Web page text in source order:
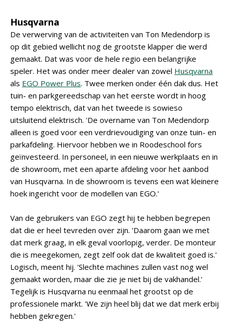
Husqvarna
De verwerving van de activiteiten van Ton Medendorp is
op dit gebied wellicht nog de grootste klapper die werd
gemaakt. Dat was voor de hele regio een belangrijke
speler. Het was onder meer dealer van zowel Husqvarna
als EGO Power Plus. Twee merken onder één dak dus. Het
tuin- en parkgereedschap van het eerste wordt in hoog
tempo elektrisch, dat van het tweede is sowieso
uitsluitend elektrisch. 'De overname van Ton Medendorp
alleen is goed voor een verdrievoudiging van onze tuin- en
parkafdeling. Hiervoor hebben we in Roodeschool fors
geïnvesteerd. In personeel, in een nieuwe werkplaats en in
de showroom, met een aparte afdeling voor het aanbod
van Husqvarna. In de showroom is tevens een wat kleinere
hoek ingericht voor de modellen van EGO.'
Van de gebruikers van EGO zegt hij te hebben begrepen
dat die er heel tevreden over zijn. 'Daarom gaan we met
dat merk graag, in elk geval voorlopig, verder. De monteur
die is meegekomen, zegt zelf ook dat de kwaliteit goed is.'
Logisch, meent hij. 'Slechte machines zullen vast nog wel
gemaakt worden, maar die zie je niet bij de vakhandel.'
Tegelijk is Husqvarna nu eenmaal het grootst op de
professionele markt. 'We zijn heel blij dat we dat merk erbij
hebben gekregen.'